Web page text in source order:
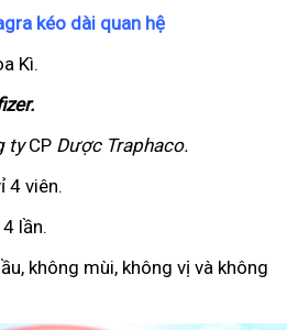
kéo dài quan hệ
Kì.
.
tyCP Dược Traphaco.
4 viên.
lần.
không mùi, không vị và không